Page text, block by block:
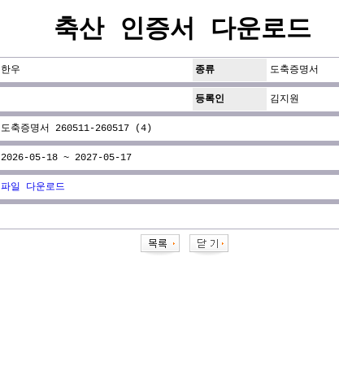
축산 인증서 다운로드
한우 종류 도축증명서
등록인 김지원
도축증명서 260511-260517 (4)
2026-05-18 ~ 2027-05-17
파일 다운로드